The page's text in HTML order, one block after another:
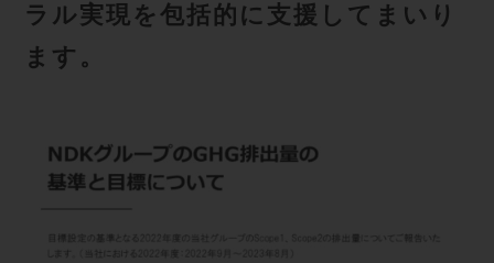
ラル実現を包括的に支援してまいり
ます。